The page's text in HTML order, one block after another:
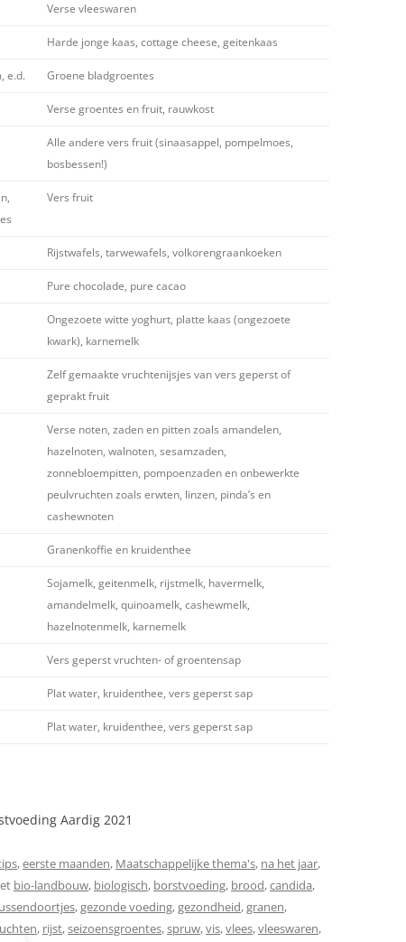
Verse vleeswaren
Harde jonge kaas, cottage cheese, geitenkaas
e.d. Groene bladgroentes
Verse groentes en fruit, rauwkost
Alle andere vers fruit (sinaasappel, pompelmoes,
bosbessen!)
Vers fruit
Rijstwafels, tarwewafels, volkorengraankoeken
Pure chocolade, pure cacao
Ongezoete witte yoghurt, platte kaas (ongezoete
kwark), karnemelk
Zelf gemaakte vruchtenijsjes van vers geperst of
geprakt fruit
Verse noten, zaden en pitten zoals amandelen,
hazelnoten, walnoten, sesamzaden,
zonnebloempitten, pompoenzaden en onbewerkte
peulvruchten zoals erwten, linzen, pinda’s en
cashewnoten
Granenkoffie en kruidenthee
Sojamelk, geitenmelk, rijstmelk, havermelk,
amandelmelk, quinoamelk, cashewmelk,
hazelnotenmelk, karnemelk
Vers geperst vruchten- of groentensap
Plat water, kruidenthee, vers geperst sap
Plat water, kruidenthee, vers geperst sap
Aardig 2021
,eerste maanden, Maatschappelijke thema's, na het jaar,
bio-landbouw, biologisch, borstvoeding, brood,candida,
,gezonde voeding,gezondheid,granen,
, rijst,seizoensgroentes,spruw,vis,vlees,vleeswaren,